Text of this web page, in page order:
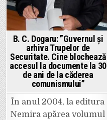
B. C. Dogaru: ”Guvernul și
arhiva Trupelor de
Securitate. Cine blochează
accesul la documente la 30
de ani de la căderea
comunismului”
În anul 2004, la editura
Nemira apărea volumul